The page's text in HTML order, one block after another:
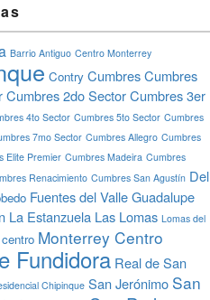
Barrio Antiguo Centro Monterrey
Contry CumbresCumbres
Cumbres 2do SectorCumbres 3er
4to Sector Cumbres 5to Sector Cumbres
7mo Sector Cumbres Allegro Cumbres
Elite Premier Cumbres Madeira Cumbres
Renacimiento Cumbres San Agustín Del
Fuentes del ValleGuadalupe
La Estanzuela Las Lomas Lomas del
Monterrey Centro
Fundidora Real de San
Chipinque San Jerónimo San